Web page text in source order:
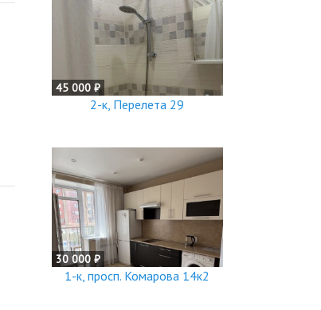
45 000 ₽
2-к, Перелета 29
30 000 ₽
1-к, просп. Комарова 14к2